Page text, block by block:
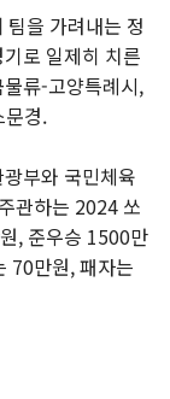
을 가려내는 정
로 일제히 치른
류-고양특례시,
경.
부와 국민체육
관하는 2024 쏘
, 준우승 1500만
70만원, 패자는